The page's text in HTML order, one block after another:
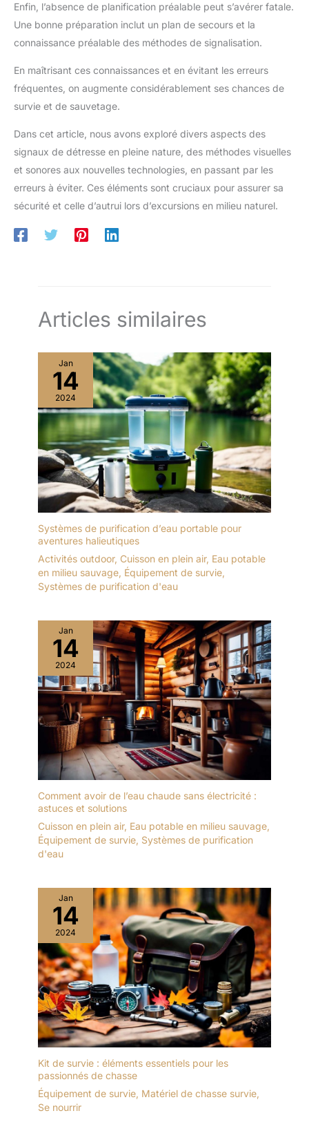
Enfin, l’absence de planification préalable peut s’avérer fatale.
Une bonne préparation inclut un plan de secours et la
connaissance préalable des méthodes de signalisation.
En maîtrisant ces connaissances et en évitant les erreurs
fréquentes, on augmente considérablement ses chances de
survie et de sauvetage.
Dans cet article, nous avons exploré divers aspects des
signaux de détresse en pleine nature, des méthodes visuelles
et sonores aux nouvelles technologies, en passant par les
erreurs à éviter. Ces éléments sont cruciaux pour assurer sa
sécurité et celle d’autrui lors d’excursions en milieu naturel.
Articles similaires
Jan
14
2024
Systèmes de purification d’eau portable pour
aventures halieutiques
Activités outdoor, Cuisson en plein air, Eau potable
en milieu sauvage, Équipement de survie,
Systèmes de purification d'eau
Jan
14
2024
Comment avoir de l’eau chaude sans électricité :
astuces et solutions
Cuisson en plein air, Eau potable en milieu sauvage,
Équipement de survie, Systèmes de purification
d'eau
Jan
14
2024
Kit de survie : éléments essentiels pour les
passionnés de chasse
Équipement de survie, Matériel de chasse survie,
Se nourrir